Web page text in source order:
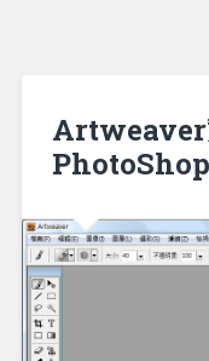
Artweaver